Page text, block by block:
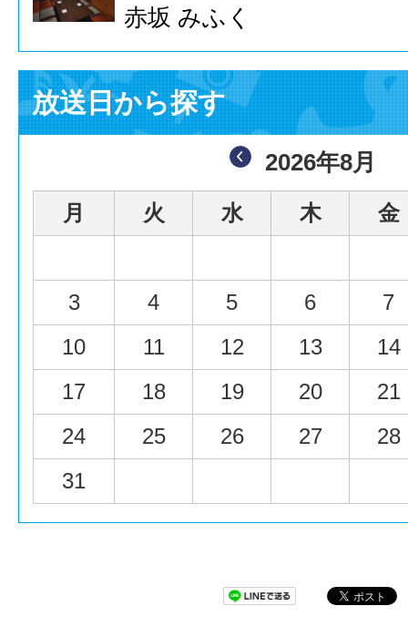
赤坂 みふく
放送日から探す
2026年8月
月 火 水 木 金
3 4 5 6
7
10
11 12 13
14
17
18 19 20
21
24
25 26 27
28
31